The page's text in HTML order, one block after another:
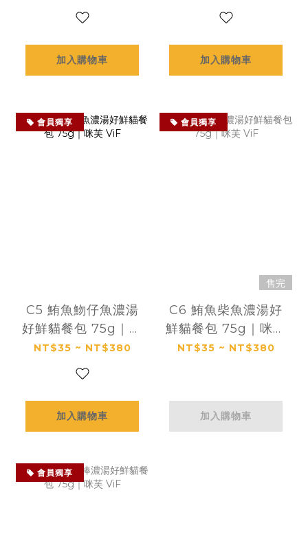
加入購物車 加入購物車
會員獨享
C5 鮪魚魩仔魚濃湯
好鮮貓餐包 75g｜咪
芙 ViF
NT$35 ~ NT$380
加入購物車
會員獨享
售完
C6 鮪魚柴魚濃湯好
鮮貓餐包 75g｜咪芙
ViF
NT$35 ~ NT$380
加入購物車
會員獨享